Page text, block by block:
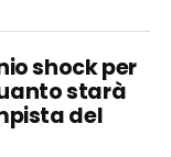
shock per
starà
del